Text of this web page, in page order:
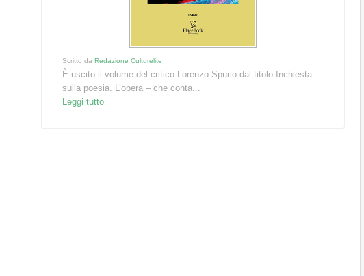
Scritto daRedazione Culturelite
È uscito il volume del critico Lorenzo Spurio dal titolo Inchiesta
sulla poesia. L’opera – che conta...
Leggi tutto